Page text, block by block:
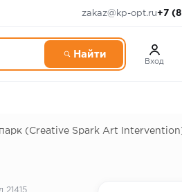
zakaz@kp-opt.ru+7
Вход
(Creative Spark Art
21415